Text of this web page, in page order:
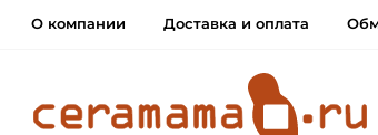
О компании Доставка и оплата